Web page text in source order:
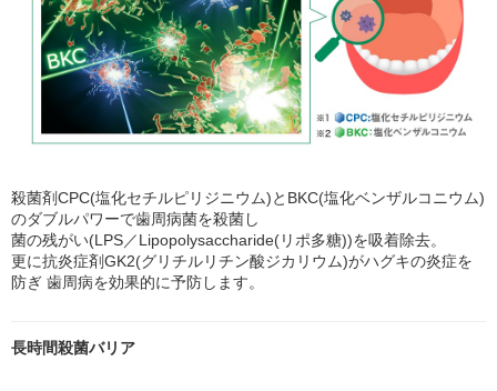
殺菌剤CPC(塩化セチルピリジニウム)とBKC(塩化ベンザルコニウム)
のダブルパワーで歯周病菌を殺菌し
菌の残がい(LPS／Lipopolysaccharide(リポ多糖))を吸着除去。
更に抗炎症剤GK2(グリチルリチン酸ジカリウム)がハグキの炎症を
防ぎ 歯周病を効果的に予防します。
長時間殺菌バリア